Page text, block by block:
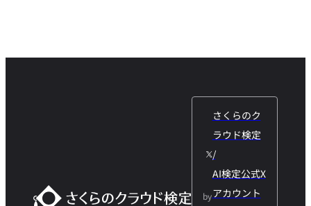
by
さくらのク
ラウド検定
/
AI検定公式X
アカウント